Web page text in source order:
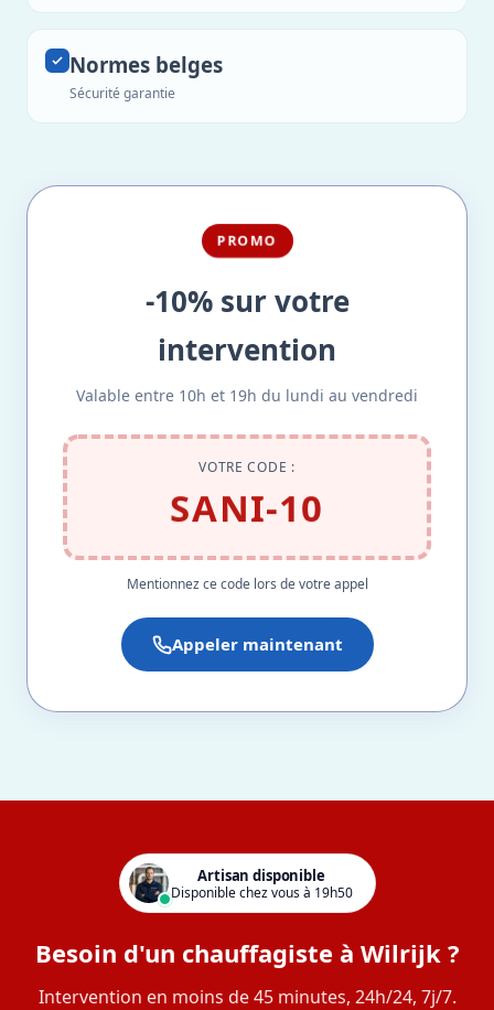
Normes belges
Sécurité garantie
PROMO
-10% sur votre
intervention
Valable entre 10h et 19h du lundi au vendredi
VOTRE CODE :
SANI-10
Mentionnez ce code lors de votre appel
Appeler maintenant
Artisan disponible
Disponible chez vous à 19h50
Besoin d'un chauffagiste à Wilrijk ?
Intervention en moins de 45 minutes, 24h/24, 7j/7.